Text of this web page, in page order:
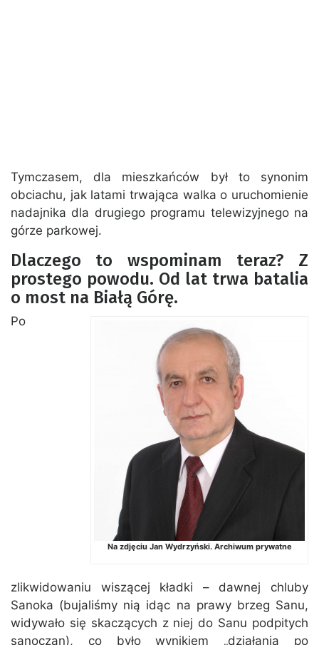
Tymczasem, dla mieszkańców był to synonim
obciachu, jak latami trwająca walka o uruchomienie
nadajnika dla drugiego programu telewizyjnego na
górze parkowej.
Dlaczego to wspominam teraz? Z
prostego powodu. Od lat trwa batalia
o most na Białą Górę.
Na zdjęciu Jan Wydrzyński. Archiwum prywatne
Po
zlikwidowaniu wiszącej kładki – dawnej chluby
Sanoka (bujaliśmy nią idąc na prawy brzeg Sanu,
widywało się skaczących z niej do Sanu podpitych
sanoczan), co było wynikiem „działania po